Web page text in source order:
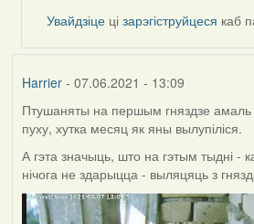
Увайдзіце цізарэгіструйцеся каб
Harrier- 07.06.2021 - 13:09
Птушаняты на першым гняздзе амаль
пуху, хутка месяц як яны вылупіліся.
А гэта значыць, што на гэтым тыдні -
нічога не здарыцца - выляцяць з